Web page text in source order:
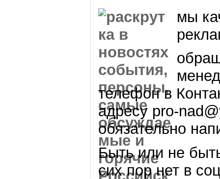
мы
телефон в
адресу pro-
обязательно
Быть или не
сих пор нет в